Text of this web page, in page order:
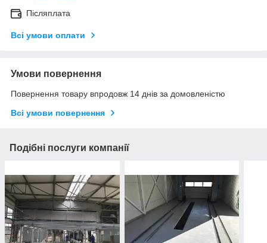
Післяплата
Всі умови оплати
Умови повернення
Повернення товару впродовж 14 днів за домовленістю
Всі умови повернення
Подібні послуги компанії